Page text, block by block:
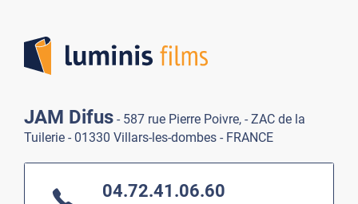
JAM Difus - 587 rue Pierre Poivre, - ZAC de la
Tuilerie - 01330 Villars-les-dombes - FRANCE
04.72.41.06.60